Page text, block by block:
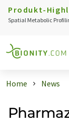
Produkt-
Spatial Metabolic
Home News